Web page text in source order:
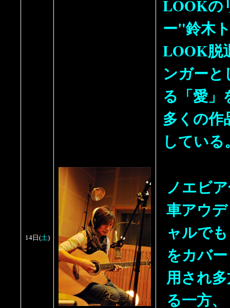
14日 (土)
LOOKの
ー"鈴木
LOOK脱
ンガーと
る「愛」
多くの作
している
ノエビ
車アウ
ャルで
をカバ
用され
る一方